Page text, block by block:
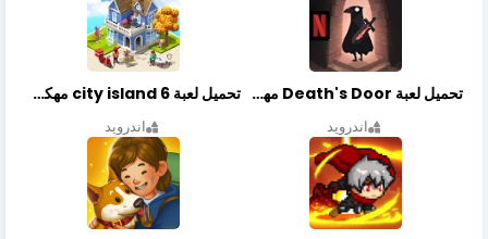
تحميل لعبة Death's Door مهكرة أخر إصدار
اندرويد
تحميل لعبة city island 6 مهكرة أخر إصدار
اندرويد